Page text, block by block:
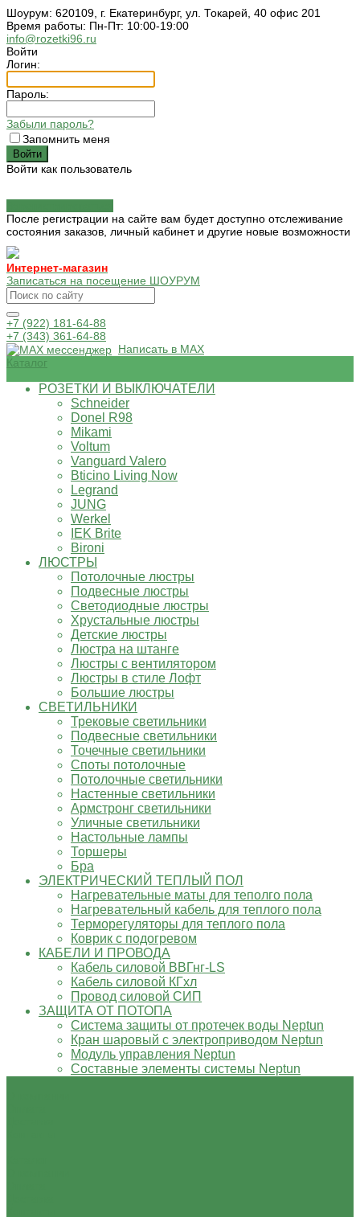
Шоурум: 620109, г. Екатеринбург, ул. Токарей, 40 офис 201
Время работы: Пн-Пт: 10:00-19:00
info@rozetki96.ru
Войти
Логин:
Пароль:
Забыли пароль?
Запомнить меня
Войти как пользователь
После регистрации на сайте вам будет доступно отслеживание
состояния заказов, личный кабинет и другие новые возможности
Интернет-магазин
Записаться на посещение ШОУРУМ
+7 (922) 181-64-88
+7 (343) 361-64-88
Написать в MAX
Каталог
РОЗЕТКИ И ВЫКЛЮЧАТЕЛИ
Schneider
Donel R98
Mikami
Voltum
Vanguard Valero
Bticino Living Now
Legrand
JUNG
Werkel
IEK Brite
Bironi
ЛЮСТРЫ
Потолочные люстры
Подвесные люстры
Светодиодные люстры
Хрустальные люстры
Детские люстры
Люстра на штанге
Люстры с вентилятором
Люстры в стиле Лофт
Большие люстры
СВЕТИЛЬНИКИ
Трековые светильники
Подвесные светильники
Точечные светильники
Споты потолочные
Потолочные светильники
Настенные светильники
Армстронг светильники
Уличные светильники
Настольные лампы
Торшеры
Бра
ЭЛЕКТРИЧЕСКИЙ ТЕПЛЫЙ ПОЛ
Нагревательные маты для теполго пола
Нагревательный кабель для теплого пола
Терморегуляторы для теплого пола
Коврик с подогревом
КАБЕЛИ И ПРОВОДА
Кабель силовой ВВГнг-LS
Кабель силовой КГхл
Провод силовой СИП
ЗАЩИТА ОТ ПОТОПА
Система защиты от протечек воды Neptun
Кран шаровый с электроприводом Neptun
Модуль управления Neptun
Составные элементы системы Neptun